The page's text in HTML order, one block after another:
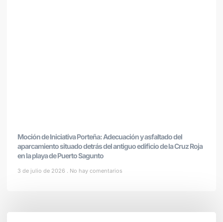
Moción de Iniciativa Porteña: Adecuación y asfaltado del
aparcamiento situado detrás del antiguo edificio de la Cruz Roja
en la playa de Puerto Sagunto
3 de julio de 2026 No hay comentarios